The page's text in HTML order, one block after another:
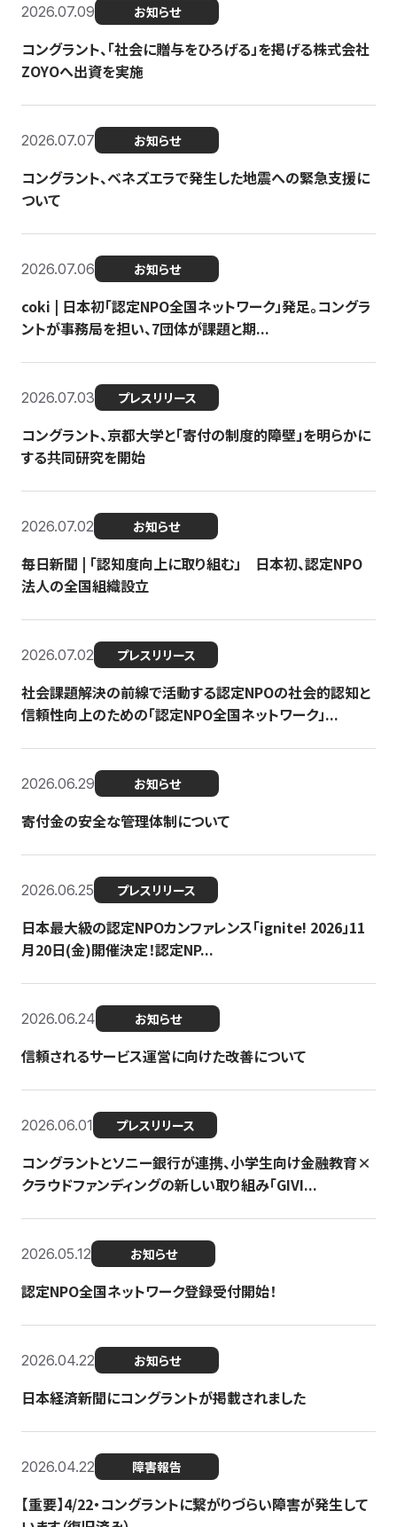
2026.07.09 お知らせ
コングラント、「社会に贈与をひろげる」を掲げる株式会社
ZOYOへ出資を実施
2026.07.07 お知らせ
コングラント、ベネズエラで発生した地震への緊急支援に
ついて
2026.07.06 お知らせ
coki | 日本初「認定NPO全国ネットワーク」発足。コングラ
ントが事務局を担い、7団体が課題と期...
2026.07.03 プレスリリース
コングラント、京都大学と「寄付の制度的障壁」を明らかに
する共同研究を開始
2026.07.02 お知らせ
毎日新聞 | 「認知度向上に取り組む」 日本初、認定NPO
法人の全国組織設立
2026.07.02 プレスリリース
社会課題解決の前線で活動する認定NPOの社会的認知と
信頼性向上のための「認定NPO全国ネットワーク」...
2026.06.29 お知らせ
寄付金の安全な管理体制について
2026.06.25 プレスリリース
日本最大級の認定NPOカンファレンス「ignite! 2026」11
月20日(金)開催決定！認定NP...
2026.06.24 お知らせ
信頼されるサービス運営に向けた改善について
2026.06.01 プレスリリース
コングラントとソニー銀行が連携、小学生向け金融教育×
クラウドファンディングの新しい取り組み「GIVI...
2026.05.12 お知らせ
認定NPO全国ネットワーク登録受付開始！
2026.04.22 お知らせ
日本経済新聞にコングラントが掲載されました
2026.04.22 障害報告
【重要】4/22・コングラントに繋がりづらい障害が発生して